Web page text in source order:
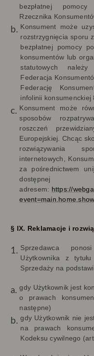
bezpłatnej
Rzecznika
Konsument może
rozstrzygnięcia sporu
bezpłatnej pomocy
konsumentów lub
statutowych
Federacja
Federację
infolinii konsumenckiej
Konsument może
sposobów
roszczeń
Europejskiej. Chcąc
rozwiązywania
internetowych,
za pośrednictwem
adresem: https://
§ IX. Reklamacje i
Sprzedawca
Użytkownika z
Sprzedaży na
gdy Użytkownik jest
o prawach
następne)
gdy Użytkownik nie
na prawach
Kodeksu cywilnego